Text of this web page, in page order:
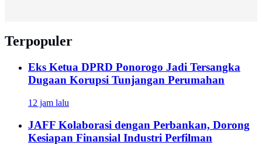
Terpopuler
Eks Ketua DPRD Ponorogo Jadi Tersangka
Dugaan Korupsi Tunjangan Perumahan
12 jam lalu
JAFF Kolaborasi dengan Perbankan, Dorong
Kesiapan Finansial Industri Perfilman